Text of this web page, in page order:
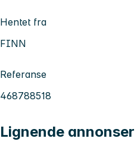
Hentet fra
FINN
Referanse
468788518
Lignende annonser